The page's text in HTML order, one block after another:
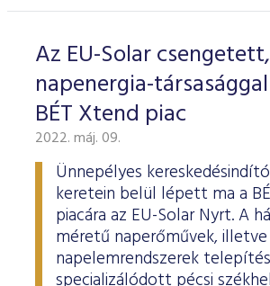
Az EU-Solar csengetett,
napenergia-
BÉT Xtend piac
2022. máj. 09.
Ünnepélyes
keretein belül lépett ma a
piacára az EU-Solar Nyrt. A
méretű naperőművek, illetve
napelemrendszerek
specializálódott pécsi